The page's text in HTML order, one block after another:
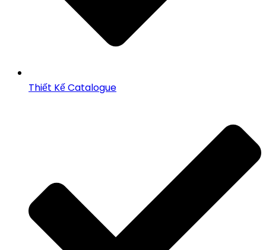
Thiết Kế Catalogue